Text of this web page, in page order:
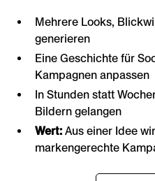
Mehrere Looks,
generieren
Eine Geschichte für
Kampagnen anpassen
In Stunden statt
Bildern gelangen
Wert:Aus einer Idee
markengerechte